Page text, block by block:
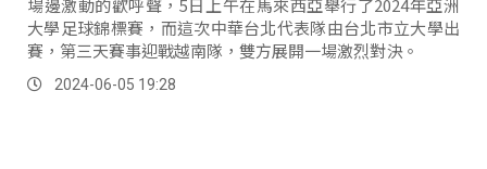
大學足球錦標賽，而這次中華台北代表隊由台北市立大學出
賽，第三天賽事迎戰越南隊，雙方展開一場激烈對決。
2024-06-05 19:28